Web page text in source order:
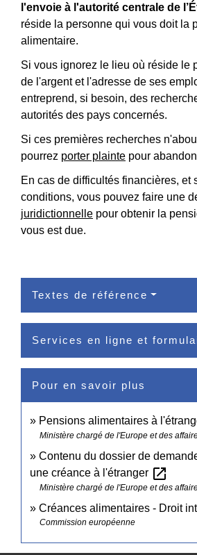
l'envoie à l'autorité centrale de
réside la personne qui vous doit la
alimentaire.
Si vous ignorez le lieu où réside le
de l'argent et l'adresse de ses
entreprend, si besoin, des
autorités des pays concernés.
Si ces premières recherches
pourrez porter plainte pour
En cas de difficultés financières, et
conditions, vous pouvez faire une
juridictionnelle pour obtenir la
vous est due.
Textes de référence
Services en ligne et
Pour en savoir plus
Pensions alimentaires à
Ministère chargé de l'Europe et des
Contenu du dossier de
une créance à l'étranger open_in_new
Ministère chargé de l'Europe et des
Créances alimentaires - Droit
Commission européenne